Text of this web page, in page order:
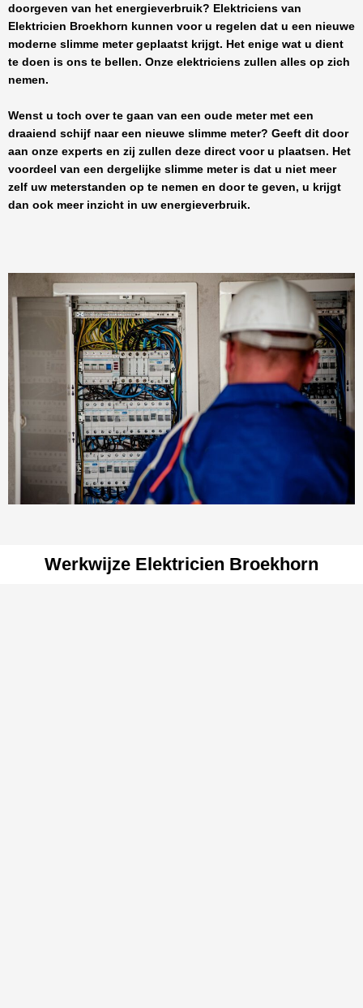
doorgeven van het energieverbruik? Elektriciens van
Elektricien Broekhorn kunnen voor u regelen dat u een nieuwe
moderne slimme meter geplaatst krijgt. Het enige wat u dient
te doen is ons te bellen. Onze elektriciens zullen alles op zich
nemen.
Wenst u toch over te gaan van een oude meter met een
draaiend schijf naar een nieuwe slimme meter? Geeft dit door
aan onze experts en zij zullen deze direct voor u plaatsen. Het
voordeel van een dergelijke slimme meter is dat u niet meer
zelf uw meterstanden op te nemen en door te geven, u krijgt
dan ook meer inzicht in uw energieverbruik.
Werkwijze Elektricien Broekhorn